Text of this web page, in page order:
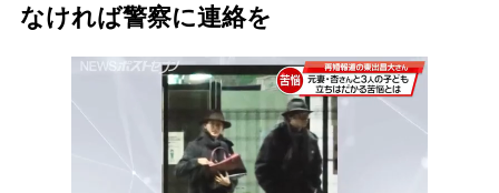
なければ警察に連絡を